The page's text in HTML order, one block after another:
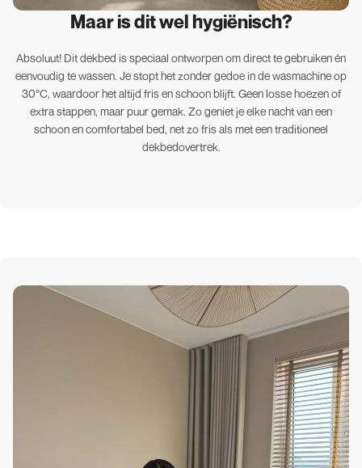
Maar is dit wel hygiënisch?
Absoluut! Dit dekbed is speciaal ontworpen om direct te gebruiken én
eenvoudig te wassen. Je stopt het zonder gedoe in de wasmachine op
30°C, waardoor het altijd fris en schoon blijft. Geen losse hoezen of
extra stappen, maar puur gemak. Zo geniet je elke nacht van een
schoon en comfortabel bed, net zo fris als met een traditioneel
dekbedovertrek.